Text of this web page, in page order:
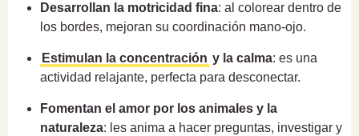
Desarrollan la motricidad fina: al colorear dentro de
los bordes, mejoran su coordinación mano-ojo.
Estimulan la concentración y la calma: es una
actividad relajante, perfecta para desconectar.
Fomentan el amor por los animales y la
naturaleza: les anima a hacer preguntas, investigar y